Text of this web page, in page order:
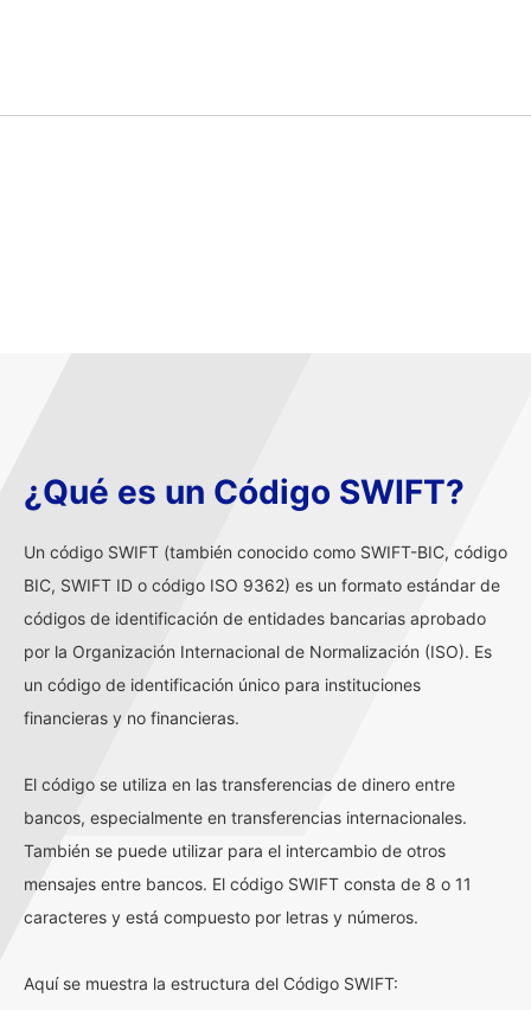
¿Qué es un Código SWIFT?
Un código SWIFT (también conocido como SWIFT-BIC, código
BIC, SWIFT ID o código ISO 9362) es un formato estándar de
códigos de identificación de entidades bancarias aprobado
por la Organización Internacional de Normalización (ISO). Es
un código de identificación único para instituciones
financieras y no financieras.
El código se utiliza en las transferencias de dinero entre
bancos, especialmente en transferencias internacionales.
También se puede utilizar para el intercambio de otros
mensajes entre bancos. El código SWIFT consta de 8 o 11
caracteres y está compuesto por letras y números.
Aquí se muestra la estructura del Código SWIFT: